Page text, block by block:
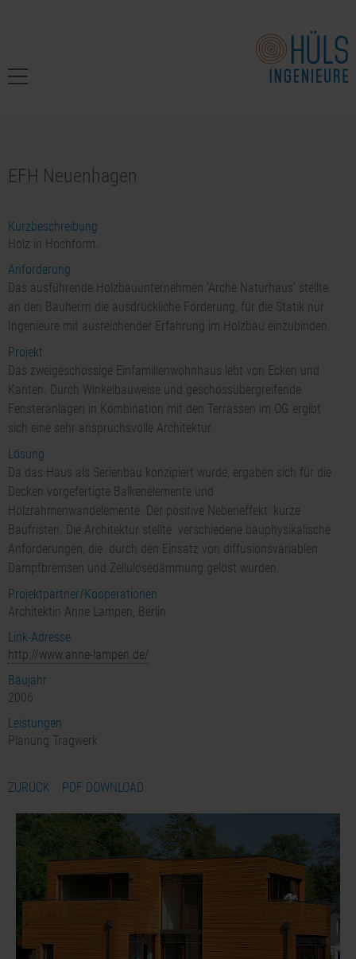
EFH Neuenhagen
Kurzbeschreibung
Holz in Hochform.
Anforderung
Das ausführende Holzbauunternehmen 'Arche Naturhaus' stellte
an den Bauherrn die ausdrückliche Forderung, für die Statik nur
Ingenieure mit ausreichender Erfahrung im Holzbau einzubinden.
Projekt
Das zweigeschossige Einfamilienwohnhaus lebt von Ecken und
Kanten. Durch Winkelbauweise und geschossübergreifende
Fensteranlagen in Kombination mit den Terrassen im OG ergibt
sich eine sehr anspruchsvolle Architektur.
Lösung
Da das Haus als Serienbau konzipiert wurde, ergaben sich für die
Decken vorgefertigte Balkenelemente und
Holzrahmenwandelemente. Der positive Nebeneffekt: kurze
Baufristen. Die Architektur stellte verschiedene bauphysikalische
Anforderungen, die durch den Einsatz von diffusionsvariablen
Dampfbremsen und Zellulosedämmung gelöst wurden.
Projektpartner/Kooperationen
Architektin Anne Lampen, Berlin
Link-Adresse
http://www.anne-lampen.de/
Baujahr
2006
Leistungen
Planung Tragwerk
ZURÜCK PDF DOWNLOAD